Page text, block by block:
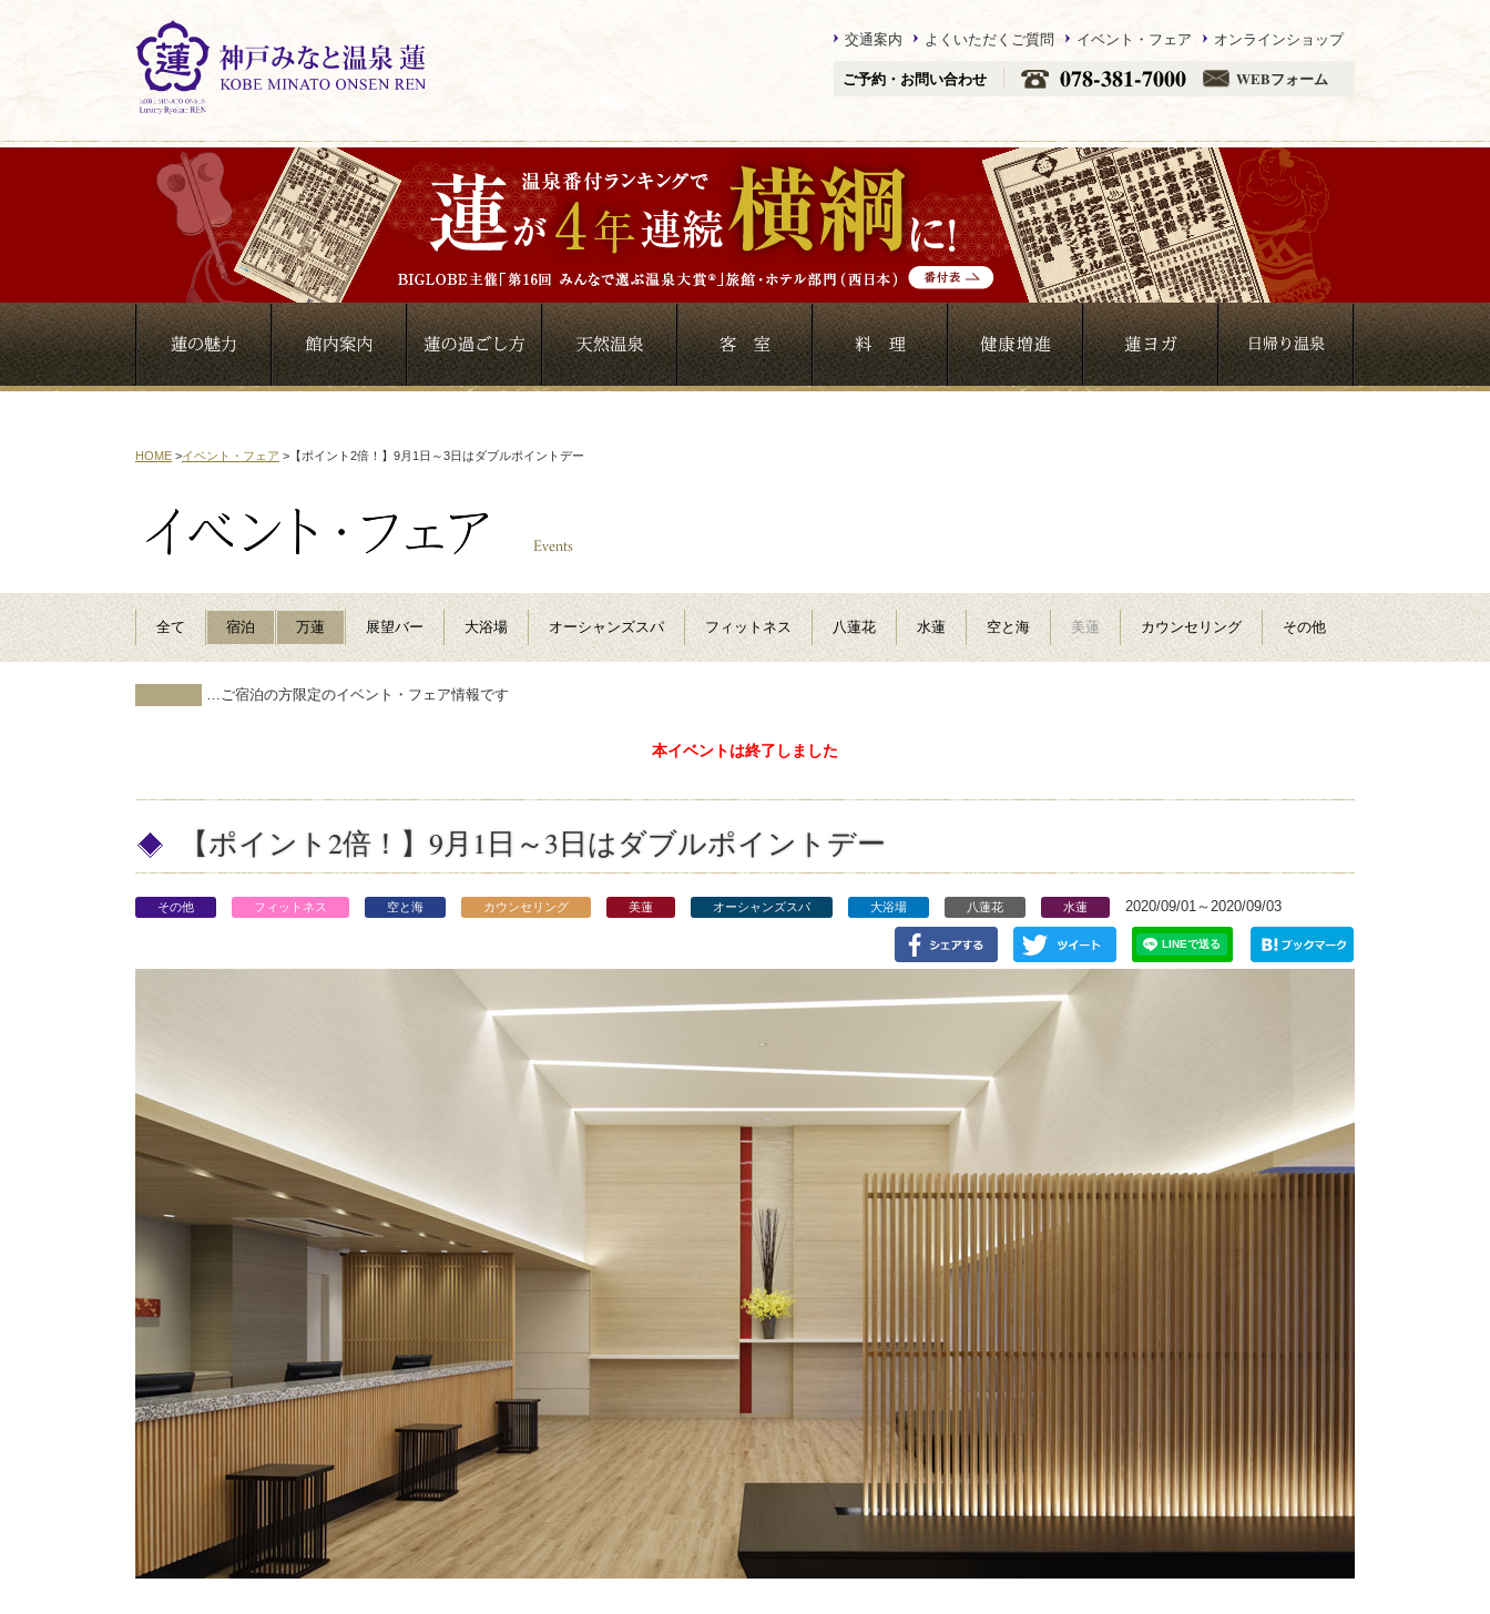
交通案内 よくいただくご質問 イベント・フェア オンラインショップ
ご予約・お問い合わせ 078-381-7000 WEBフォーム
HOME >イベント・フェア > 【ポイント2倍！】9月1日～3日はダブルポイントデー
全て 宿泊 万蓮 展望バー 大浴場 オーシャンズスパ フィットネス 八蓮花 水蓮 空と海 美蓮 カウンセリング その他
…ご宿泊の方限定のイベント・フェア情報です
本イベントは終了しました
【ポイント2倍！】9月1日～3日はダブルポイントデー
その他 フィットネス 空と海 カウンセリング 美蓮 オーシャンズスパ 大浴場 八蓮花 水蓮 2020/09/01～2020/09/03